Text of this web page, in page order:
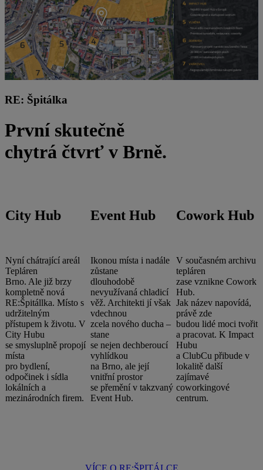
RE: Špitálka
První skutečně
chytrá čtvrť v Brně.
City Hub
Nyní chátrající areál
Tepláren
Brno. Ale již brzy
kompletně nová
RE:Špitállka. Místo s
udržitelným
přístupem k životu. V
City Hubu
se smysluplně propojí
místa
pro bydlení,
odpočinek i sídla
lokálních a
mezinárodních firem.
Event Hub
Ikonou místa i nadále
zůstane
dlouhodobě
nevyužívaná chladicí
věž. Architekti jí však
vdechnou
zcela nového ducha –
stane
se nejen dechberoucí
vyhlídkou
na Brno, ale její
vnitřní prostor
se přemění v takzvaný
Event Hub.
Cowork Hub
V současném archivu
tepláren
zase vznikne Cowork
Hub.
Jak název napovídá,
právě zde
budou lidé moci tvořit
a pracovat. K Impact
Hubu
a ClubCu přibude v
lokalitě další
zajímavé
coworkingové
centrum.
VÍCE O RE:ŠPITÁLCE